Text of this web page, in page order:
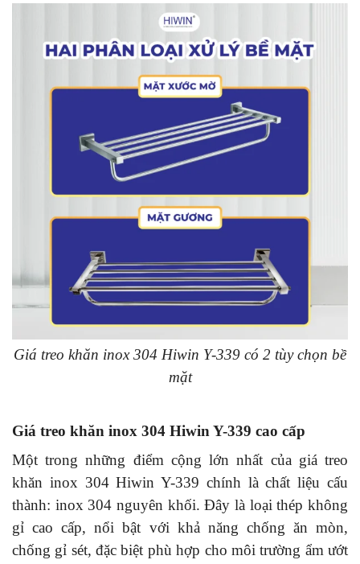
Giá treo khăn inox 304 Hiwin Y-339 có 2 tùy chọn bề
mặt
Giá treo khăn inox 304 Hiwin Y-339 cao cấp
Một trong những điểm cộng lớn nhất của giá treo
khăn inox 304 Hiwin Y-339 chính là chất liệu cấu
thành: inox 304 nguyên khối. Đây là loại thép không
gỉ cao cấp, nổi bật với khả năng chống ăn mòn,
chống gỉ sét, đặc biệt phù hợp cho môi trường ẩm ướt